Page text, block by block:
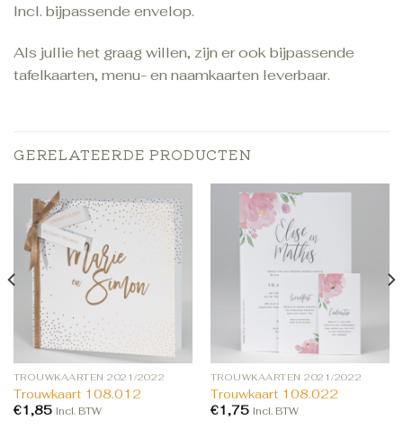
Incl. bijpassende envelop.
Als jullie het graag willen, zijn er ook bijpassende
tafelkaarten, menu- en naamkaarten leverbaar.
GERELATEERDE PRODUCTEN
TROUWKAARTEN 2021/2022
Trouwkaart 108.012
€1,85 Incl. BTW
TROUWKAARTEN 2021/2022
Trouwkaart 108.022
€1,75 Incl. BTW